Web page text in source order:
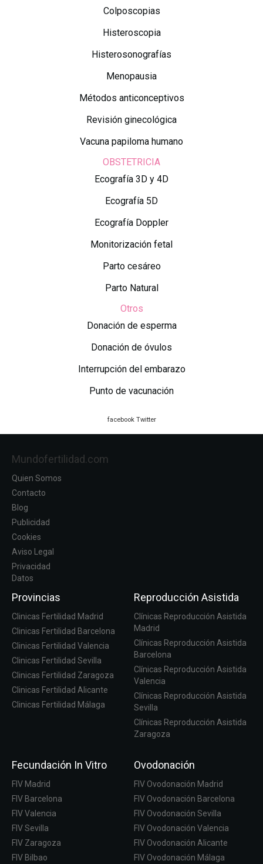
Colposcopias
Histeroscopia
Histerosonografías
Menopausia
Métodos anticonceptivos
Revisión ginecológica
Vacuna papiloma humano
OBSTETRICIA
Ecografía 3D y 4D
Ecografía 5D
Ecografía Doppler
Monitorización fetal
Parto cesáreo
Parto Natural
Otros
Donación de esperma
Donación de óvulos
Interrupción del embarazo
Punto de vacunación
facebook Twitter
Mundofertilidad.com
Quien Somos
Contacto
Blog
Publicidad
Cookies
Aviso Legal
Privacidad
Datos
Provincias
Clinicas Fertilidad Madrid
Clinicas Fertilidad Barcelona
Clinicas Fertilidad Valencia
Clinicas Fertilidad Sevilla
Clinicas Fertilidad Zaragoza
Clinicas Fertilidad Alicante
Clinicas Fertilidad Málaga
Reproducción Asistida
Clínicas Reproducción Asistida
Madrid
Clínicas Reproducción Asistida
Barcelona
Clínicas Reproducción Asistida
Valencia
Clínicas Reproducción Asistida
Sevilla
Clínicas Reproducción Asistida
Zaragoza
Fecundación In Vitro
FIV Madrid
FIV Barcelona
FIV Valencia
FIV Sevilla
FIV Zaragoza
FIV Bilbao
Ovodonación
FIV Ovodonación Madrid
FIV Ovodonación Barcelona
FIV Ovodonación Sevilla
FIV Ovodonación Valencia
FIV Ovodonación Alicante
FIV Ovodonación Málaga